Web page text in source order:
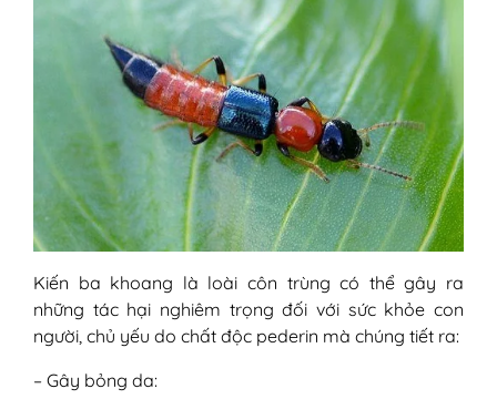
bỏng độc do kiến ba khoang
1. Bỏng độc do kiến ba khoang có
khác gì so với bỏng thông thường?
2. Bỏng kiến ba khoang có để lại sẹo
không?
3. Làm sao để phòng tránh bị bỏng
do kiến ba khoang?
4. Bỏng kiến ba khoang có thể tự
lành không?
5. Bỏng kiến ba khoang có thể bị lây
nhiễm không?
6. Bỏng do kiến ba khoang có thể
chữa khỏi hoàn toàn không?
hoại tử không?
Kiến ba khoang là loài côn trùng có thể gây ra
những tác hại nghiêm trọng đối với sức khỏe con
người, chủ yếu do chất độc pederin mà chúng tiết ra:
– Gây bỏng da: